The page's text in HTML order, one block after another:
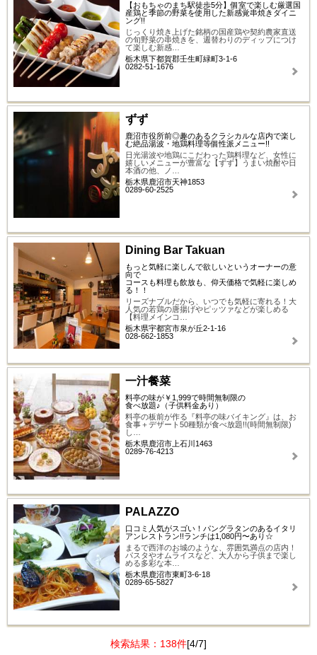
【おもちゃのまち駅徒歩5分】個室で楽しむ厳選国
産鶏と季節の野菜を使用した新感覚串焼きダイニ
ング!!
じっくり焼き上げた銘柄の国産鶏や契約農家直送
の旬野菜の串焼きを、週替わりのディップにつけ
て楽しむ新感…
栃木県下都賀郡壬生町緑町3-1-6
0282-51-1676
ずず
鹿沼市役所前◎趣のあるクラシカルな店内で楽し
む絶品湯波・地鶏料理等個性派メニュー!!
日光湯波や地鶏にこだわった鶏料理など、女性に
嬉しいメニューが豊富な【ずず】うまい焼酎や日
本酒の他、ノ…
栃木県鹿沼市天神1853
0289-60-2525
Dining Bar Takuan
もっと気軽に楽しんで欲しいというオーナーの意
向で
コースも料理も飲放も、仰天価格で気軽に楽しめ
る！！
リーズナブルだから、いつでも気軽に寄れる！大
人気の若鶏の唐揚げやピッツァなどが楽しめる
【料理メインコ…
栃木県宇都宮市泉が丘2-1-16
028-662-1853
一汁餐菜
料亭の味が￥1,999で時間無制限の
食べ放題♪（子供料金あり）
料亭の板前が作る『料亭の味バイキング』は、お
食事＋デザート50種類が食べ放題!!(時間無制限)
し…
栃木県鹿沼市上石川1463
0289-76-4213
PALAZZO
口コミ人気がスゴい！パングラタンのあるイタリ
アンレストラン!!ランチは1,080円〜あり☆
まるで西洋のお城のような、雰囲気満点の店内！
パスタやオムライスなど、大人から子供まで楽し
める多彩な本…
栃木県鹿沼市東町3-6-18
0289-65-5827
検索結果：138件[4/7]